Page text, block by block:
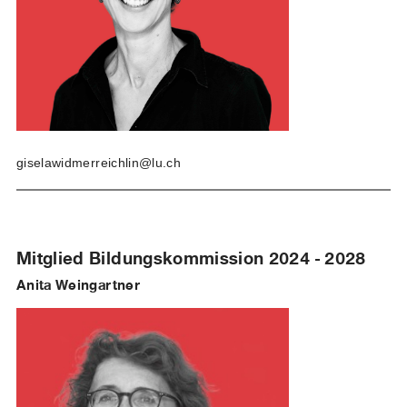
giselawidmerreichlin@lu.ch
Mitglied Bildungskommission 2024 - 2028
Anita Weingartner